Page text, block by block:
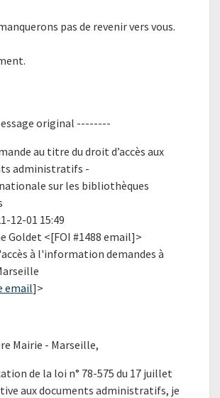
pas de revenir vers vous.
original --------
au titre du droit d’accès aux
administratifs -
sur les bibliothèques
12-01 15:49
Goldet <[FOI #1488 email]>
à l'information demandes à
email]>
Mairie - Marseille,
de la loi n° 78-575 du 17 juillet
aux documents administratifs, je